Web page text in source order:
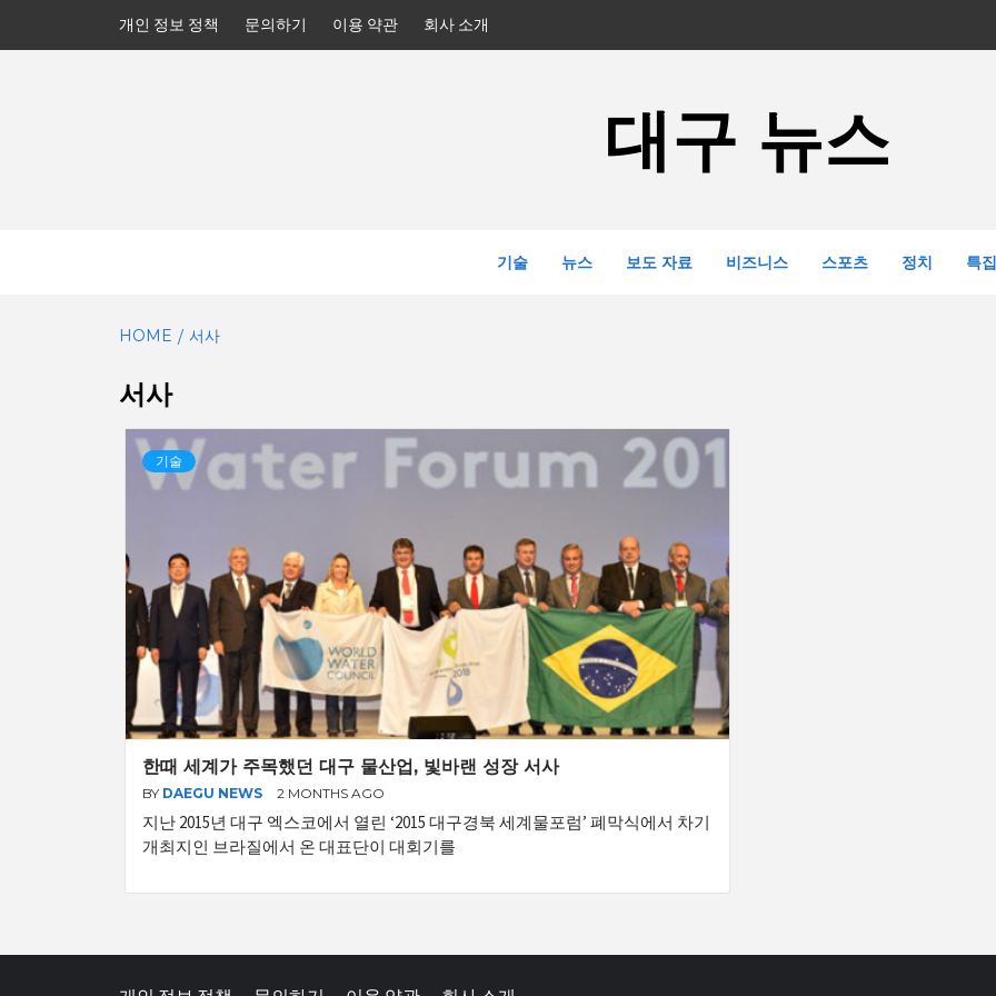
개인 정보 정책 문의하기 이용 약관 회사 소개
대구 뉴스
기술 뉴스 보도 자료 비즈니스 스포츠 정치 특집
HOME 서사
서사
기술
한때 세계가 주목했던 대구 물산업, 빛바랜 성장 서사
BY DAEGU NEWS 2 MONTHS AGO
지난 2015년 대구 엑스코에서 열린 ‘2015 대구경북 세계물포럼’ 폐막식에서 차기
개최지인 브라질에서 온 대표단이 대회기를